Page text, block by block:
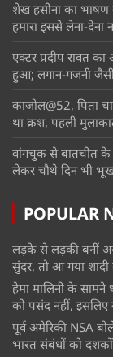
शेख हसीना का भाषण
हमारा इससे लेना-देना
एक्टर प्रदीप रावत
हुआ; लगान-गजनी
काजोल@52, पिता
था क्रश, पहली
वांगचुक से बातचीत के
लेकर चौथे दिन भी भूख
POPULAR
लड़के से लड़की बनीं
सुंदर, तो आ गया शादी
हेमा मालिनी के सामने
को पसंद नहीं,
पूर्व अमेरिकी NSA
भारत संबंधों को